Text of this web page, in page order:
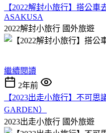
【2022解封小旅行】搭公
ASAKUSA
2022解封小旅行 國外旅遊
繼續閱讀
2年前
【2023出走小旅行】不可思
GARDEN）
2023出走小旅行 國外旅遊